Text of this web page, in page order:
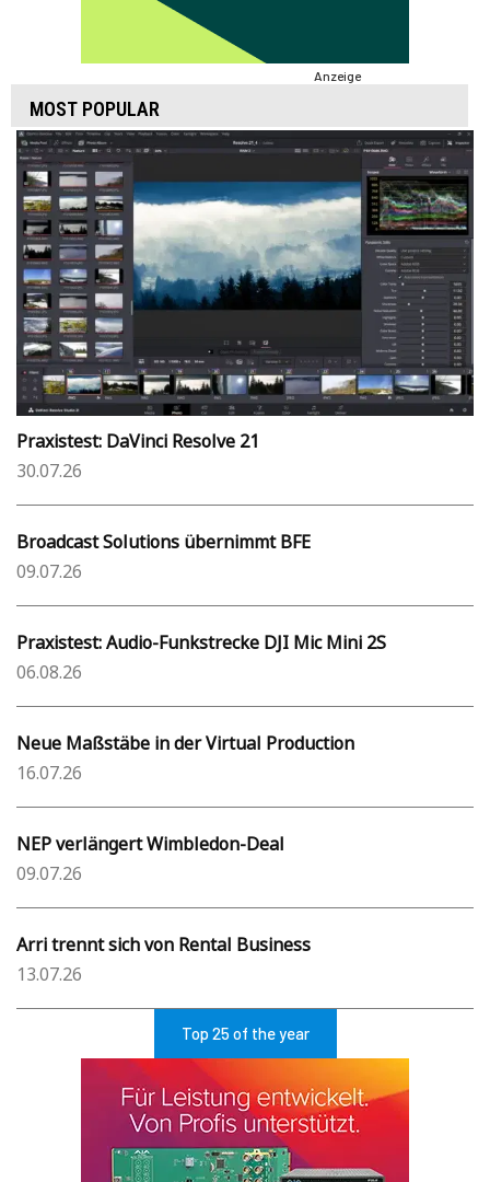
Anzeige
MOST POPULAR
Praxistest: DaVinci Resolve 21
30.07.26
Broadcast Solutions übernimmt BFE
09.07.26
Praxistest: Audio-Funkstrecke DJI Mic Mini 2S
06.08.26
Neue Maßstäbe in der Virtual Production
16.07.26
NEP verlängert Wimbledon-Deal
09.07.26
Arri trennt sich von Rental Business
13.07.26
Top 25 of the year